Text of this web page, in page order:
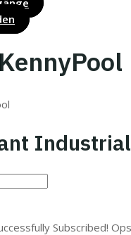
Subscribed!